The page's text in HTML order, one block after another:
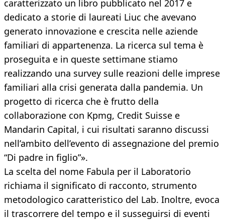
caratterizzato un libro pubblicato nel 2017 e
dedicato a storie di laureati Liuc che avevano
generato innovazione e crescita nelle aziende
familiari di appartenenza. La ricerca sul tema è
proseguita e in queste settimane stiamo
realizzando una survey sulle reazioni delle imprese
familiari alla crisi generata dalla pandemia. Un
progetto di ricerca che è frutto della
collaborazione con Kpmg, Credit Suisse e
Mandarin Capital, i cui risultati saranno discussi
nell’ambito dell’evento di assegnazione del premio
“Di padre in figlio”».
La scelta del nome Fabula per il Laboratorio
richiama il significato di racconto, strumento
metodologico caratteristico del Lab. Inoltre, evoca
il trascorrere del tempo e il susseguirsi di eventi